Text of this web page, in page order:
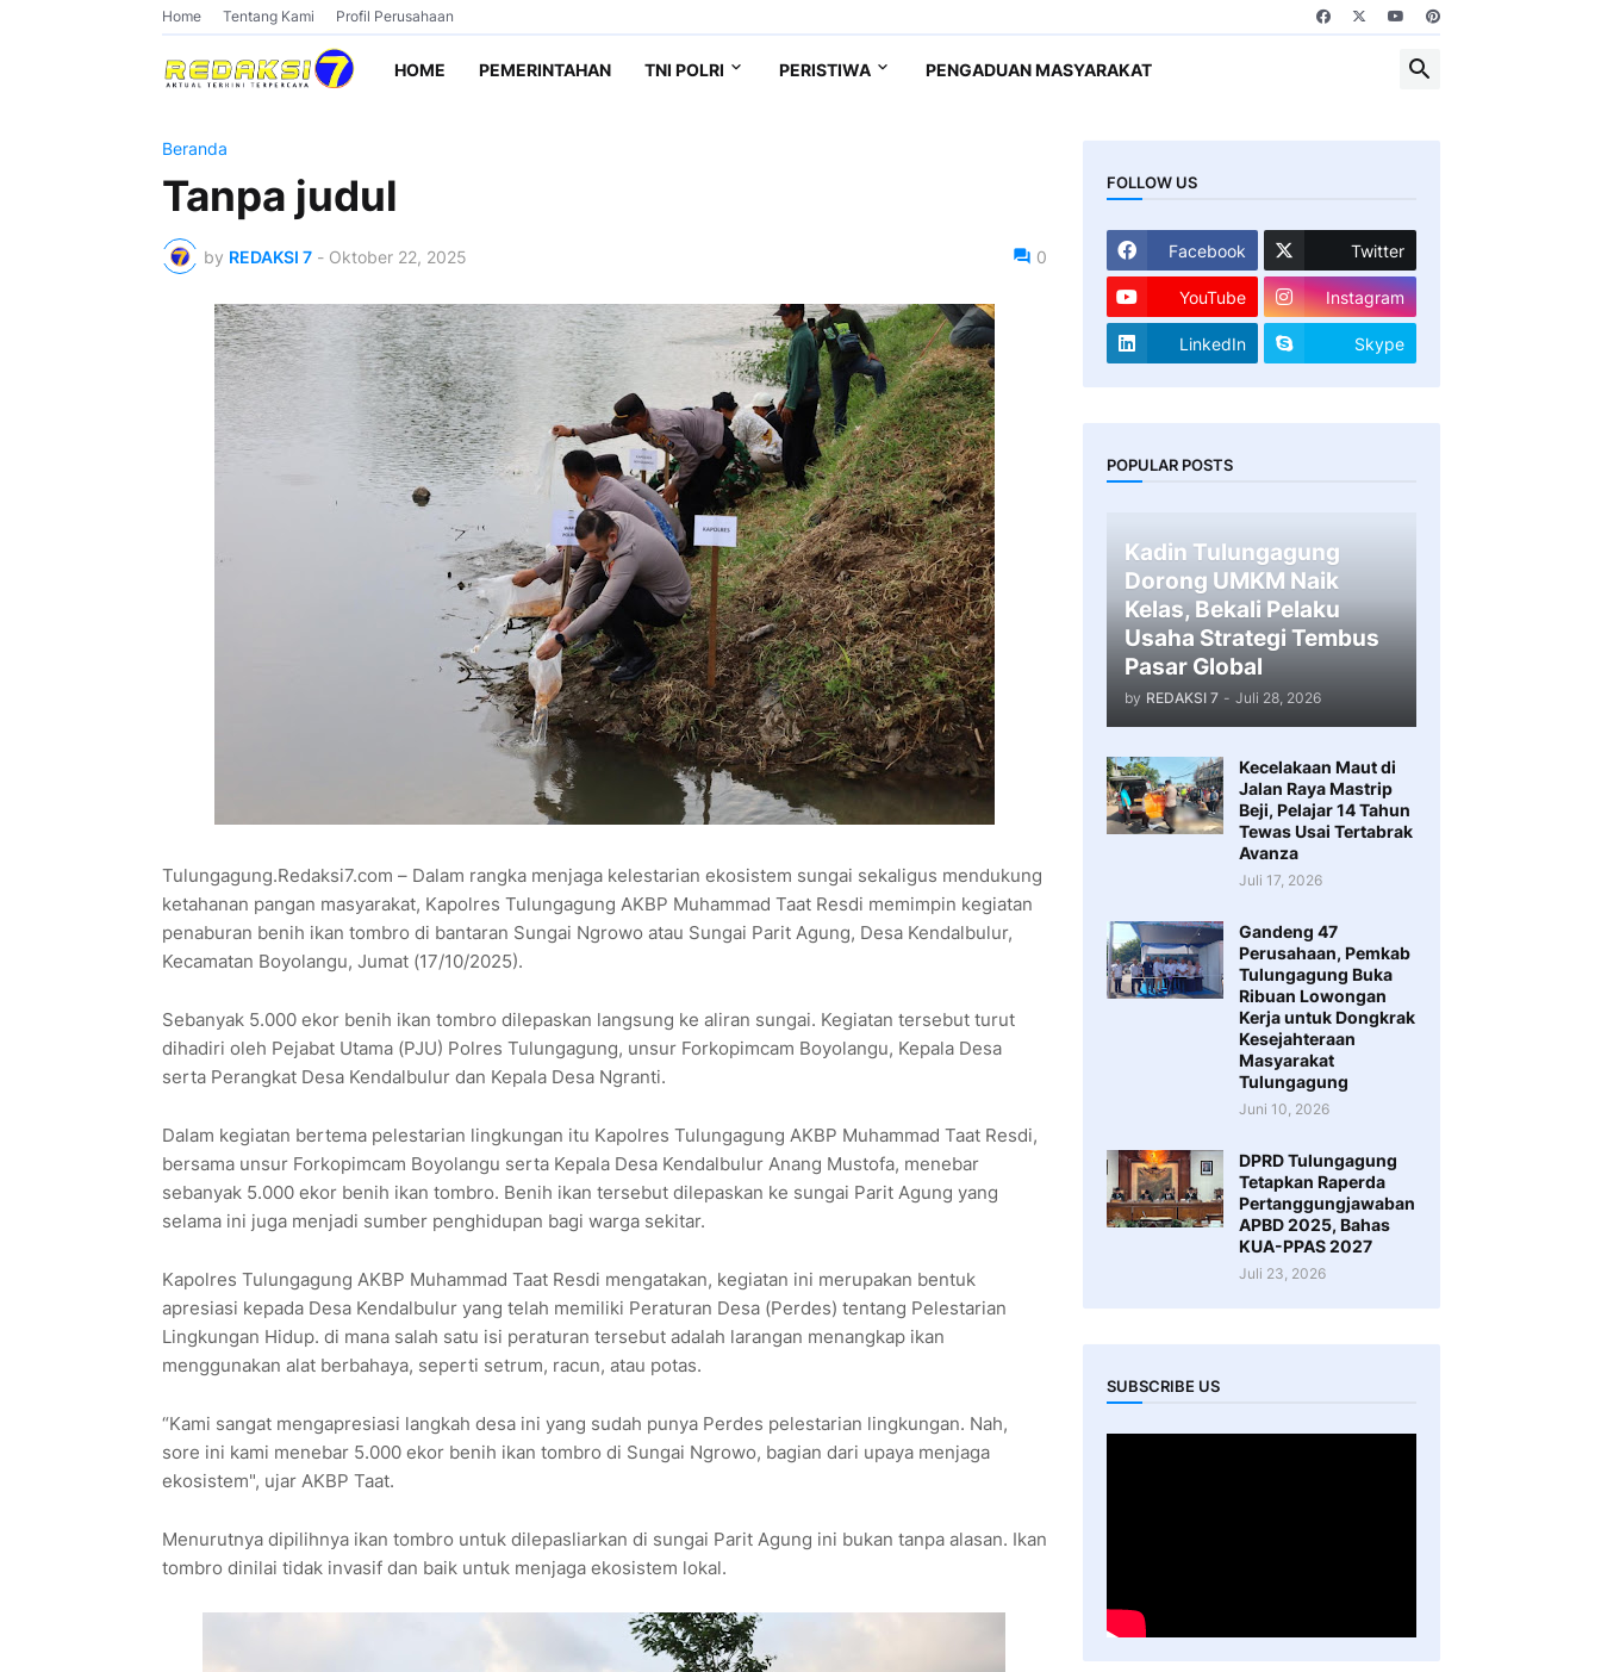
Home Tentang Kami Profil Perusahaan
HOME PEMERINTAHAN TNI POLRI PERISTIWA PENGADUAN MASYARAKAT
Beranda
Tanpa judul
by REDAKSI 7 - Oktober 22, 2025 0
Tulungagung.Redaksi7.com – Dalam rangka menjaga kelestarian ekosistem sungai sekaligus mendukung
ketahanan pangan masyarakat, Kapolres Tulungagung AKBP Muhammad Taat Resdi memimpin kegiatan
penaburan benih ikan tombro di bantaran Sungai Ngrowo atau Sungai Parit Agung, Desa Kendalbulur,
Kecamatan Boyolangu, Jumat (17/10/2025).
Sebanyak 5.000 ekor benih ikan tombro dilepaskan langsung ke aliran sungai. Kegiatan tersebut turut
dihadiri oleh Pejabat Utama (PJU) Polres Tulungagung, unsur Forkopimcam Boyolangu, Kepala Desa
serta Perangkat Desa Kendalbulur dan Kepala Desa Ngranti.
Dalam kegiatan bertema pelestarian lingkungan itu Kapolres Tulungagung AKBP Muhammad Taat Resdi,
bersama unsur Forkopimcam Boyolangu serta Kepala Desa Kendalbulur Anang Mustofa, menebar
sebanyak 5.000 ekor benih ikan tombro. Benih ikan tersebut dilepaskan ke sungai Parit Agung yang
selama ini juga menjadi sumber penghidupan bagi warga sekitar.
Kapolres Tulungagung AKBP Muhammad Taat Resdi mengatakan, kegiatan ini merupakan bentuk
apresiasi kepada Desa Kendalbulur yang telah memiliki Peraturan Desa (Perdes) tentang Pelestarian
Lingkungan Hidup. di mana salah satu isi peraturan tersebut adalah larangan menangkap ikan
menggunakan alat berbahaya, seperti setrum, racun, atau potas.
“Kami sangat mengapresiasi langkah desa ini yang sudah punya Perdes pelestarian lingkungan. Nah,
sore ini kami menebar 5.000 ekor benih ikan tombro di Sungai Ngrowo, bagian dari upaya menjaga
ekosistem", ujar AKBP Taat.
Menurutnya dipilihnya ikan tombro untuk dilepasliarkan di sungai Parit Agung ini bukan tanpa alasan. Ikan
tombro dinilai tidak invasif dan baik untuk menjaga ekosistem lokal.
FOLLOW US
Facebook Twitter
YouTube Instagram
LinkedIn Skype
POPULAR POSTS
Kadin Tulungagung
Dorong UMKM Naik
Kelas, Bekali Pelaku
Usaha Strategi Tembus
Pasar Global
by REDAKSI 7 - Juli 28, 2026
Kecelakaan Maut di
Jalan Raya Mastrip
Beji, Pelajar 14 Tahun
Tewas Usai Tertabrak
Avanza
Juli 17, 2026
Gandeng 47
Perusahaan, Pemkab
Tulungagung Buka
Ribuan Lowongan
Kerja untuk Dongkrak
Kesejahteraan
Masyarakat
Tulungagung
Juni 10, 2026
DPRD Tulungagung
Tetapkan Raperda
Pertanggungjawaban
APBD 2025, Bahas
KUA-PPAS 2027
Juli 23, 2026
SUBSCRIBE US